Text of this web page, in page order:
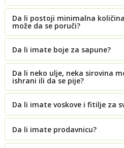
Da li postoji minimalna
može da se poruči?
Da li imate boje za sapune?
Da li neko ulje, neka sirovina
ishrani ili da se pije?
Da li imate voskove i fitilje za
Da li imate prodavnicu?